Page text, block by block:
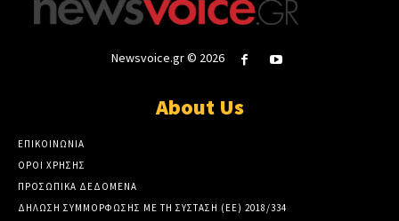
Newsvoice.gr © 2026
About Us
ΕΠΙΚΟΙΝΩΝΙΑ
ΟΡΟΙ ΧΡΗΣΗΣ
ΠΡΟΣΩΠΙΚΑ ΔΕΔΟΜΕΝΑ
ΔΗΛΩΣΗ ΣΥΜΜΟΡΦΩΣΗΣ ΜΕ ΤΗ ΣΥΣΤΑΣΗ (ΕΕ) 2018/334